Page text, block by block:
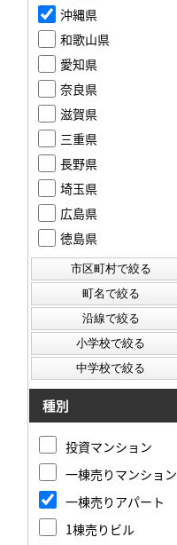
沖縄県
和歌山県
愛知県
奈良県
滋賀県
三重県
長野県
埼玉県
広島県
徳島県
種別
投資マンション
一棟売りマンション
一棟売りアパート
1棟売りビル